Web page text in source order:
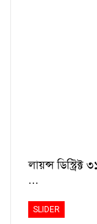
লায়ন্স
…
SLIDER